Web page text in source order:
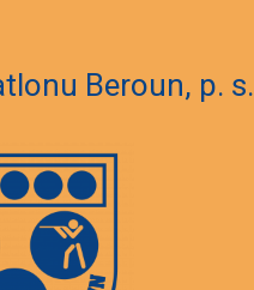
Beroun, p. s.